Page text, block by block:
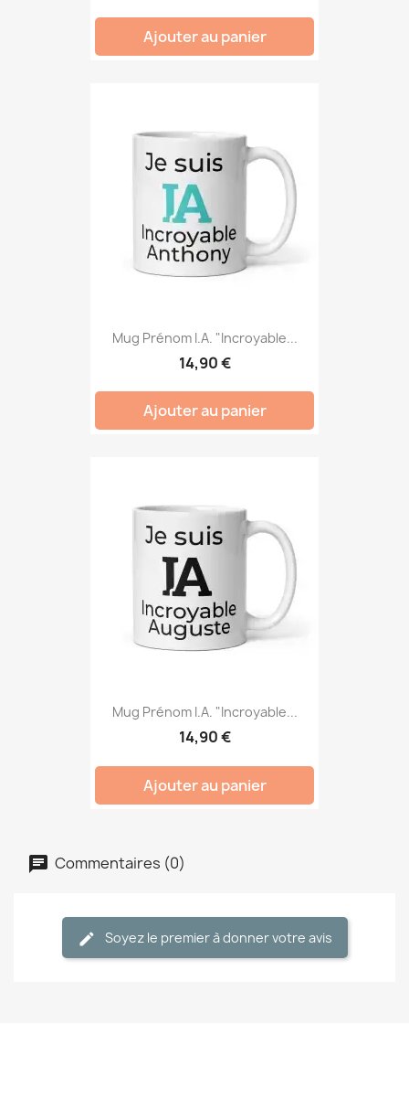
Ajouter au panier
Mug Prénom I.A. "Incroyable...
14,90 €
Ajouter au panier
Mug Prénom I.A. "Incroyable...
14,90 €
Ajouter au panier
Commentaires (0)
Soyez le premier à donner votre avis